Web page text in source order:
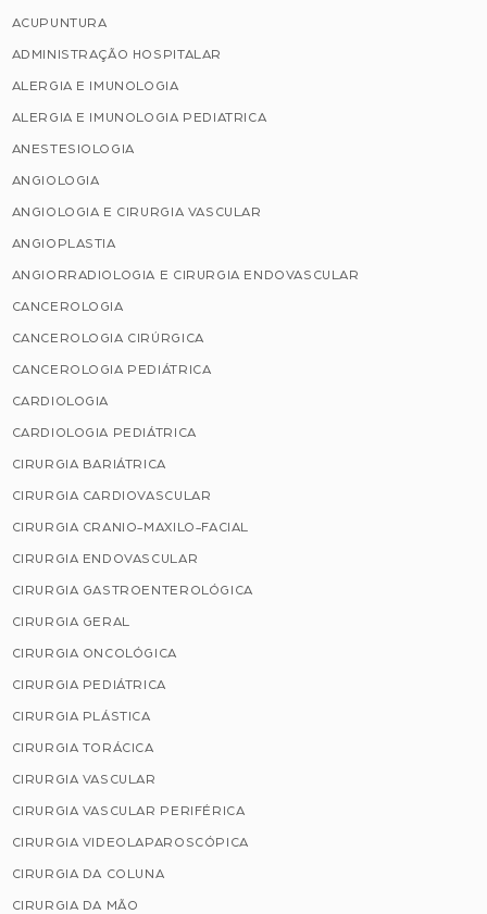
ACUPUNTURA
ADMINISTRAÇÃO HOSPITALAR
ALERGIA E IMUNOLOGIA
ALERGIA E IMUNOLOGIA PEDIATRICA
ANESTESIOLOGIA
ANGIOLOGIA
ANGIOLOGIA E CIRURGIA VASCULAR
ANGIOPLASTIA
ANGIORRADIOLOGIA E CIRURGIA ENDOVASCULAR
CANCEROLOGIA
CANCEROLOGIA CIRÚRGICA
CANCEROLOGIA PEDIÁTRICA
CARDIOLOGIA
CARDIOLOGIA PEDIÁTRICA
CIRURGIA BARIÁTRICA
CIRURGIA CARDIOVASCULAR
CIRURGIA CRANIO-MAXILO-FACIAL
CIRURGIA ENDOVASCULAR
CIRURGIA GASTROENTEROLÓGICA
CIRURGIA GERAL
CIRURGIA ONCOLÓGICA
CIRURGIA PEDIÁTRICA
CIRURGIA PLÁSTICA
CIRURGIA TORÁCICA
CIRURGIA VASCULAR
CIRURGIA VASCULAR PERIFÉRICA
CIRURGIA VIDEOLAPAROSCÓPICA
CIRURGIA DA COLUNA
CIRURGIA DA MÃO